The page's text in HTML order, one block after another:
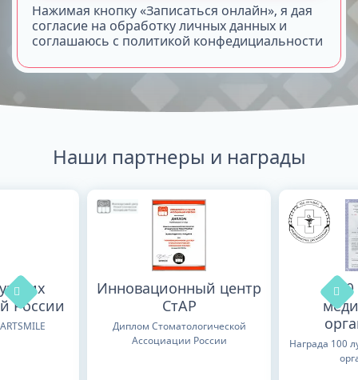
Нажимая кнопку «Записаться онлайн», я дая
согласие на обработку личных данных и
соглашаюсь с политикой конфедициальности
Наши партнеры и награды
России
Инновационный центр
СтАР
Диплом Стоматологической
Ассоциации России
Награда 100